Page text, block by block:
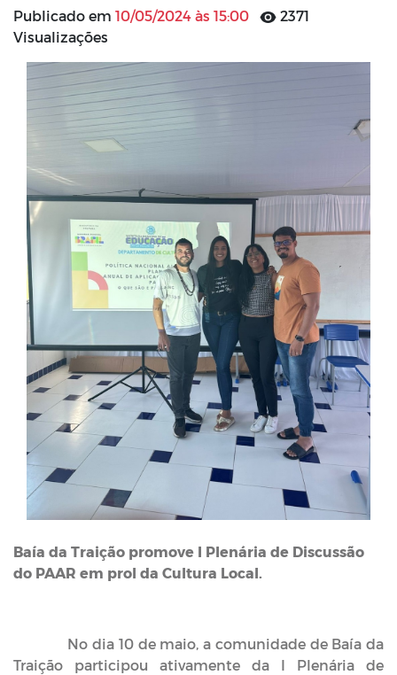
Publicado em 10/05/2024 às 15:00
2371
Visualizações
Baía da Traição promove I Plenária de Discussão
do PAAR em prol da Cultura Local.
No dia 10 de maio, a comunidade de Baía da
Traição participou ativamente da I Plenária de